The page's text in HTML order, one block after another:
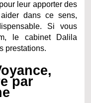
leur apporter des
dans ce sens,
Si vous
le cabinet Dalila
prestations.
par